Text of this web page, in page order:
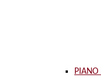
PIANO